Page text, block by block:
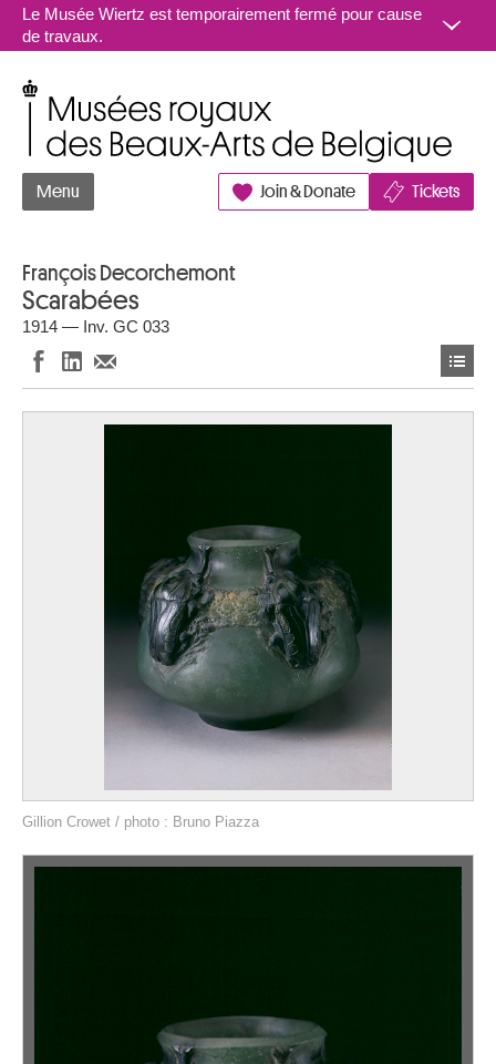
Aller au contenu
Le Musée Wiertz est temporairement fermé pour cause
de travaux.
Menu Join & Donate Tickets
François Decorchemont
Scarabées
1914 — Inv. GC 033
Gillion Crowet / photo : Bruno Piazza